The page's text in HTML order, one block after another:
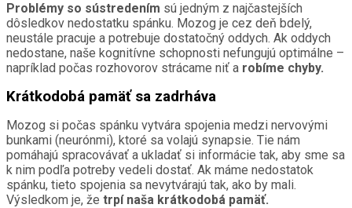
Problémy so sústredením sú jedným z najčastejších
dôsledkov nedostatku spánku. Mozog je cez deň bdelý,
neustále pracuje a potrebuje dostatočný oddych. Ak oddych
nedostane, naše kognitívne schopnosti nefungujú optimálne –
napríklad počas rozhovorov strácame niť a robíme chyby.
Krátkodobá pamäť sa zadrháva
Mozog si počas spánku vytvára spojenia medzi nervovými
bunkami (neurónmi), ktoré sa volajú synapsie. Tie nám
pomáhajú spracovávať a ukladať si informácie tak, aby sme sa
k nim podľa potreby vedeli dostať. Ak máme nedostatok
spánku, tieto spojenia sa nevytvárajú tak, ako by mali.
Výsledkom je, že trpí naša krátkodobá pamäť.